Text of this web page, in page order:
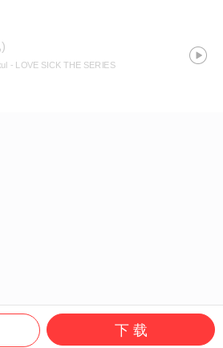
)
- LOVE SICK THE SERIES
下 载